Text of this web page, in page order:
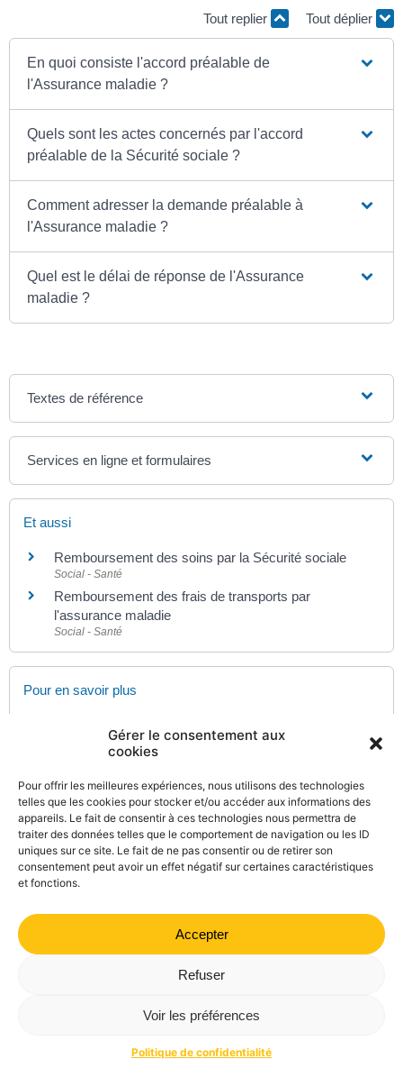
Gérer le consentement aux
cookies
Pour offrir les meilleures expériences, nous utilisons des technologies
telles que les cookies pour stocker et/ou accéder aux informations des
appareils. Le fait de consentir à ces technologies nous permettra de
traiter des données telles que le comportement de navigation ou les ID
uniques sur ce site. Le fait de ne pas consentir ou de retirer son
consentement peut avoir un effet négatif sur certaines caractéristiques
et fonctions.
Accepter
Refuser
Voir les préférences
Politique de confidentialité
Tout replier Tout déplier
En quoi consiste l'accord préalable de
l'Assurance maladie ?
Quels sont les actes concernés par l'accord
préalable de la Sécurité sociale ?
Comment adresser la demande préalable à
l'Assurance maladie ?
Quel est le délai de réponse de l'Assurance
maladie ?
Textes de référence
Services en ligne et formulaires
Et aussi
Remboursement des soins par la Sécurité sociale
Social - Santé
Remboursement des frais de transports par
l'assurance maladie
Social - Santé
Pour en savoir plus
Caisse nationale d'assurance maladie (Cnam)
vigueur depuis le 11 mars 2005
Caisse nationale d'assurance maladie (Cnam)
Soins et prothèses dentaires
Caisse nationale d'assurance maladie (Cnam)
© Direction de l'information légale et administrative
comarquage developpé par
21 40 70
Politique de confidentialité
Mentions légales